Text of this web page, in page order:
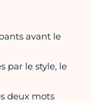
avant le
par le style, le
deux mots